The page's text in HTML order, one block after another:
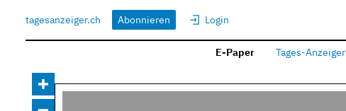
tagesanzeiger.ch Abonnieren Login
E-Paper Tages-Anzeiger